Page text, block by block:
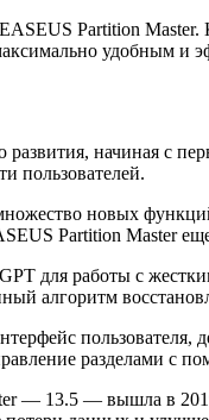
Partition
удобным и
начиная с
пользователей.
новых
Partition Master
для работы с
алгоритм
разделами с
— 13.5 — вышла в